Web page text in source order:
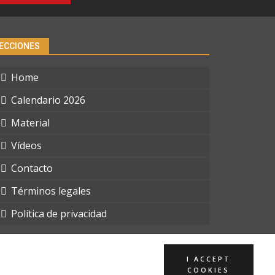
I ACCEPT
COOKIES
Home
Calendario 2026
Material
Vídeos
Contacto
Términos legales
Política de privacidad